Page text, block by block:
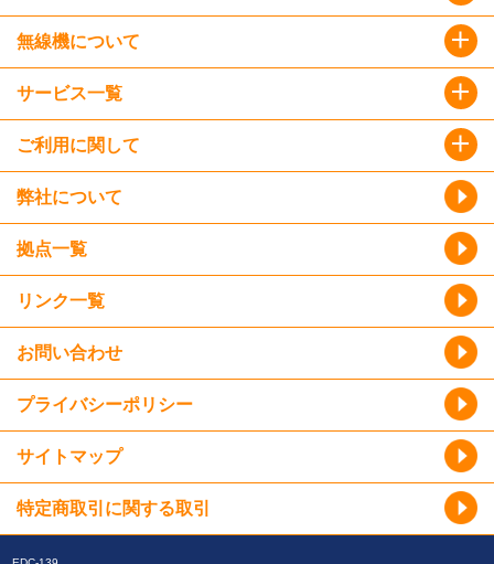
無線機について
サービス一覧
ご利用に関して
弊社について
拠点一覧
リンク一覧
お問い合わせ
プライバシーポリシー
サイトマップ
特定商取引に関する取引